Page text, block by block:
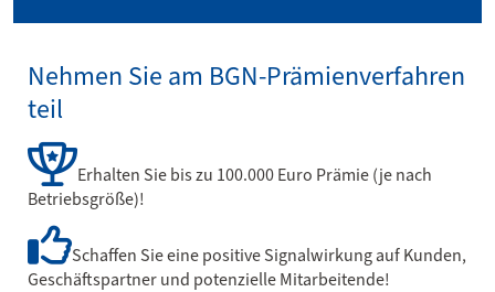
Nehmen Sie am BGN-Prämienverfahren
teil
Erhalten Sie bis zu 100.000 Euro Prämie (je nach
Betriebsgröße)!
Schaffen Sie eine positive Signalwirkung auf Kunden,
Geschäftspartner und potenzielle Mitarbeitende!